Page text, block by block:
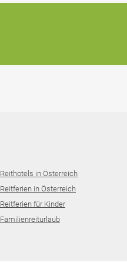
Reithotels in Österreich
Reitferien in Österreich
Reitferien für Kinder
Familienreiturlaub